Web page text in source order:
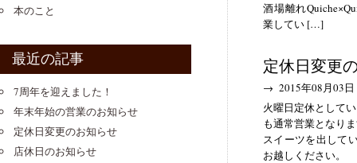
酒場離れ
業してい […]
定休日変更
→ 2015年08月03日
火曜日定休として
も通常営業となり
スイーツを出して
お越しください。
本のこと
最近の記事
7周年を迎えました！
年末年始の営業のお知らせ
定休日変更のお知らせ
店休日のお知らせ